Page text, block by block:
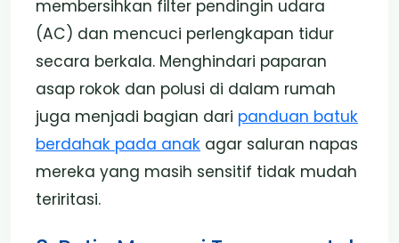
membersihkan filter pendingin udara
(AC) dan mencuci perlengkapan tidur
secara berkala. Menghindari paparan
asap rokok dan polusi di dalam rumah
juga menjadi bagian dari panduan batuk
berdahak pada anak agar saluran napas
mereka yang masih sensitif tidak mudah
teriritasi.